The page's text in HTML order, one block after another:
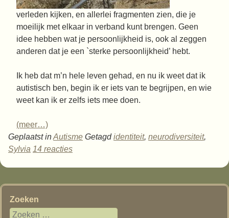
verleden kijken, en allerlei fragmenten zien, die je
moeilijk met elkaar in verband kunt brengen. Geen
idee hebben wat je persoonlijkheid is, ook al zeggen
anderen dat je een `sterke persoonlijkheid’ hebt.
Ik heb dat m’n hele leven gehad, en nu ik weet dat ik
autistisch ben, begin ik er iets van te begrijpen, en wie
weet kan ik er zelfs iets mee doen.
(meer…)
Geplaatst inAutisme Getagdidentiteit, neurodiversiteit,
Sylvia 14 reacties
Zoeken